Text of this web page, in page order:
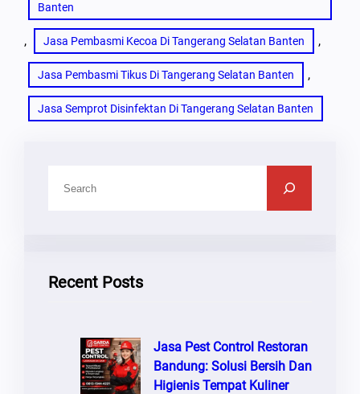
Banten
, Jasa Pembasmi Kecoa Di Tangerang Selatan Banten ,
Jasa Pembasmi Tikus Di Tangerang Selatan Banten ,
Jasa Semprot Disinfektan Di Tangerang Selatan Banten
Recent Posts
Jasa Pest Control Restoran
Bandung: Solusi Bersih Dan
Higienis Tempat Kuliner